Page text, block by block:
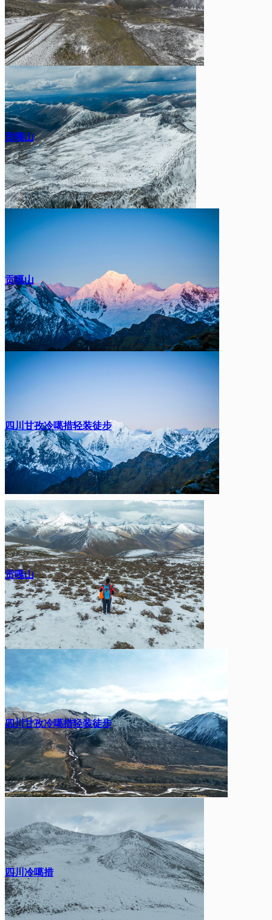
贡嘎山
贡嘎山
四川甘孜冷噶措轻装徒步
贡嘎山
四川甘孜冷噶措轻装徒步
四川冷噶措